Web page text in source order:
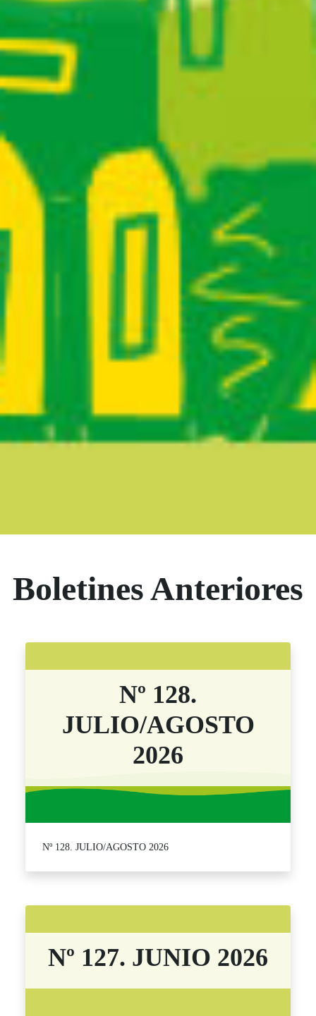
Boletín
Boletines Anteriores
Nº 128.
JULIO/AGOSTO
2026
Nº 128. JULIO/AGOSTO 2026
Nº 127. JUNIO 2026